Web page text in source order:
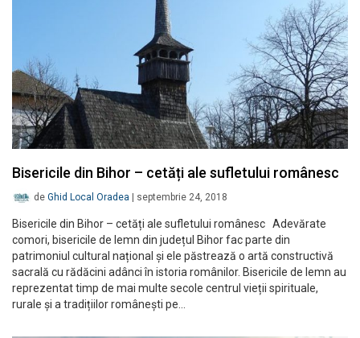
Bisericile din Bihor – cetăți ale sufletului românesc
de Ghid Local Oradea septembrie 24, 2018
Bisericile din Bihor – cetăți ale sufletului românesc Adevărate
comori, bisericile de lemn din județul Bihor fac parte din
patrimoniul cultural național și ele păstrează o artă constructivă
sacrală cu rădăcini adânci în istoria românilor. Bisericile de lemn au
reprezentat timp de mai multe secole centrul vieții spirituale,
rurale și a tradițiilor românești pe…